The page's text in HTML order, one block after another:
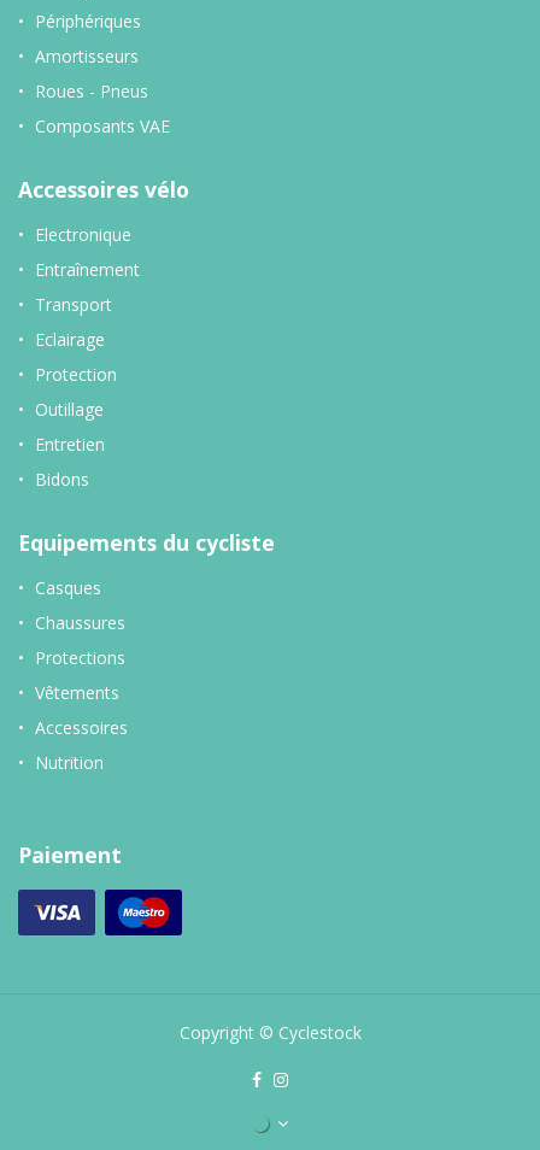
Périphériques
Amortisseurs
Roues - Pneus
Composants VAE
Accessoires vélo
Electronique
Entraînement
Transport
Eclairage
Protection
Outillage
Entretien
Bidons
Equipements du cycliste
Casques
Chaussures
Protections
Vêtements
Accessoires
Nutrition
Paiement
Copyright © Cyclestock